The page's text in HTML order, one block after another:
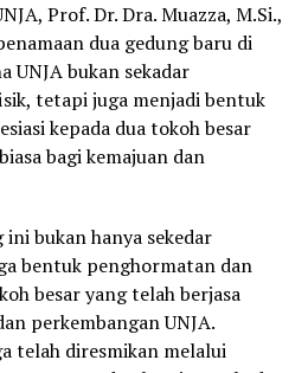
Prof. Dr. Dra. Muazza, M.Si.,
dua gedung baru di
UNJA bukan sekadar
tetapi juga menjadi bentuk
kepada dua tokoh besar
bagi kemajuan dan
ini bukan hanya sekedar
bentuk penghormatan dan
besar yang telah berjasa
perkembangan UNJA.
telah diresmikan melalui